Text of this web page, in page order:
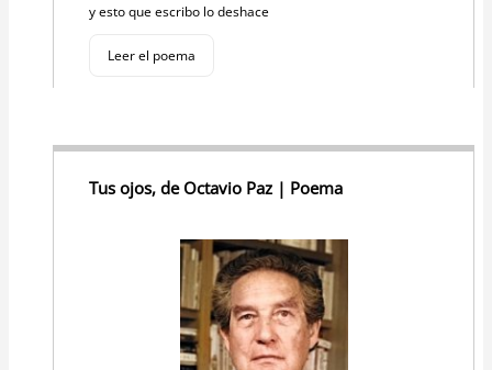
y esto que escribo lo deshace
Leer el poema
Tus ojos, de Octavio Paz | Poema